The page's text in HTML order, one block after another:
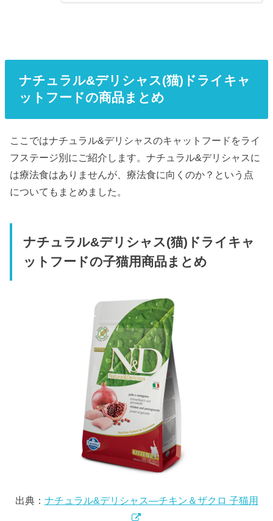
ナチュラル&デリシャス(猫)ドライキャ
ットフードの商品まとめ
ここではナチュラル&デリシャスのキャットフードをライ
フステージ別にご紹介します。ナチュラル&デリシャスに
は療法食はありませんが、療法食に向くのか？という点
についてもまとめました。
ナチュラル&デリシャス(猫)ドライキャ
ットフードの子猫用商品まとめ
出典： ナチュラル&デリシャス―チキン＆ザクロ 子猫用